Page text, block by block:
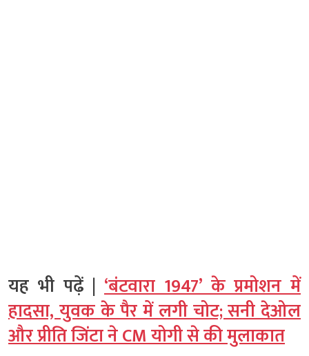
यह भी पढ़ें | ‘बंटवारा 1947’ के प्रमोशन में
हादसा, युवक के पैर में लगी चोट; सनी देओल
और प्रीति जिंटा ने CM योगी से की मुलाकात